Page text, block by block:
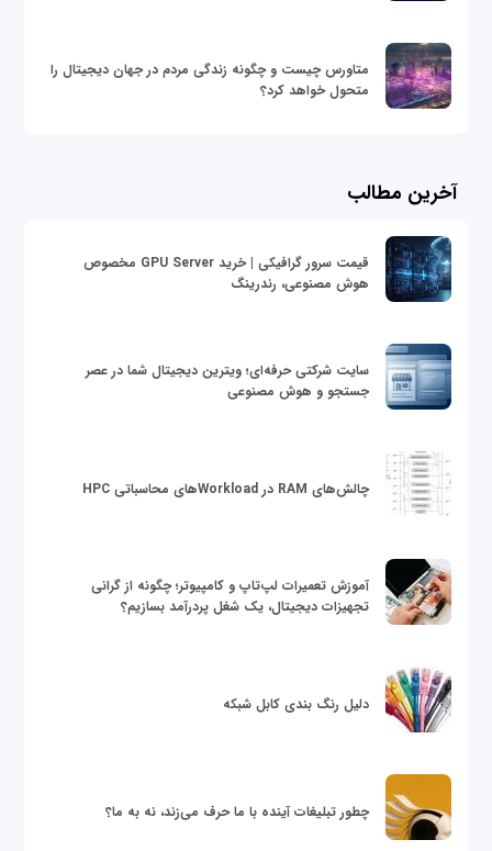
متاورس چیست و چگونه زندگی مردم در جهان دیجیتال را
متحول خواهد کرد؟
آخرین مطالب
قیمت سرور گرافیکی | خرید GPU Server مخصوص
هوش مصنوعی، رندرینگ
سایت شرکتی حرفه‌ای؛ ویترین دیجیتال شما در عصر
جستجو و هوش مصنوعی
چالش‌های RAM در Workloadهای محاسباتی HPC
آموزش تعمیرات لپ‌تاپ و کامپیوتر؛ چگونه از گرانی
تجهیزات دیجیتال، یک شغل پردرآمد بسازیم؟
دلیل رنگ بندی کابل شبکه
چطور تبلیغات آینده با ما حرف می‌زند، نه به ما؟